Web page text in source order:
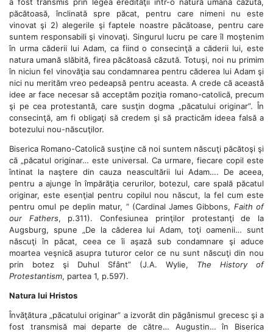
păcătoasă, înclinată spre păcat, pentru care nimeni nu este
vinovat şi 2) alegerile şi faptele noastre păcătoase, pentru care
suntem responsabili şi vinovaţi. Singurul lucru pe care îl moştenim
în urma căderii lui Adam, ca fiind o consecinţă a căderii lui, este
natura umană slăbită, firea păcătoasă căzută. Totuşi, noi nu primim
în niciun fel vinovăţia sau condamnarea pentru căderea lui Adam şi
nici nu merităm vreo pedeapsă pentru aceasta. A crede că această
idee ar face necesar să acceptăm poziţia romano-catolică, precum
şi pe cea protestantă, care susţin dogma „păcatului originar”. În
consecinţă, am fi obligaţi să credem şi să practicăm ideea falsă a
botezului nou-născuţilor.
Biserica Romano-Catolică susţine că noi suntem născuţi păcătoşi şi
că „păcatul originar… este universal. Ca urmare, fiecare copil este
întinat la naştere din cauza neascultării lui Adam…. De aceea,
pentru a ajunge în împărăţia cerurilor, botezul, care spală păcatul
originar, este esenţial pentru copilul nou născut, la fel cum este
pentru omul pe deplin matur, ” (Cardinal James Gibbons, Faith of
our Fathers, p.311). Confesiunea prinţilor protestanţi de la
Augsburg, spune „De la căderea lui Adam, toţi oamenii… sunt
născuţi în păcat, ceea ce îi aşază sub condamnare şi aduce
moartea veşnică asupra tuturor celor ce nu sunt născuţi din nou
prin botez şi Duhul Sfânt” (J.A. Wylie, The History of
Protestantism, partea 1, p.597).
Natura lui Hristos
Învăţătura „păcatului originar” a izvorât din păgânismul grecesc şi a
fost transmisă mai departe de către… Augustin… în Biserica